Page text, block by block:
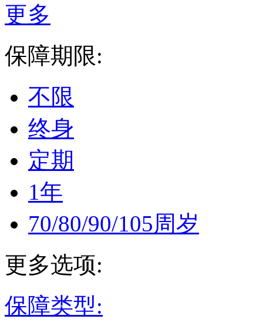
更多
保障期限:
不限
终身
定期
1年
70/80/90/105周岁
更多选项:
保障类型: